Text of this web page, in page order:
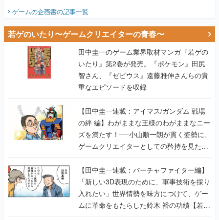
ゲームの企画書の記事一覧
若ゲのいたり〜ゲームクリエイターの青春〜
田中圭一のゲーム業界取材マンガ『若ゲの
いたり』第2巻が発売。『ポケモン』田尻
智さん、『ゼビウス』遠藤雅伸さんらの貴
重なエピソードを収録
【田中圭一連載：アイマス/ガンダム 戦場
の絆 編】わがままな王様のわがままなニー
ズを満たす！──小山順一朗が貫く姿勢に、
ゲームクリエイターとしての矜持を見た
【若ゲのいたり最終回】
【田中圭一連載：バーチャファイター編】
「新しい3D表現のために、軍事技術を採り
入れたい」世界情勢を味方につけて、ゲー
ムに革命をもたらした鈴木 裕の功績【若ゲ
のいたり】